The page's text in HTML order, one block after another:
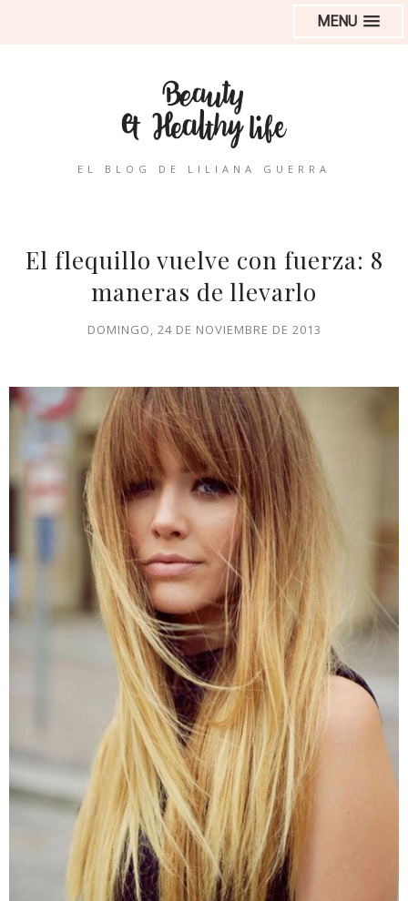
MENU
EL BLOG DE LILIANA GUERRA
El flequillo vuelve con fuerza: 8
maneras de llevarlo
DOMINGO, 24 DE NOVIEMBRE DE 2013